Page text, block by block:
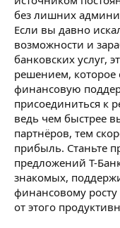
без лишних
Если вы давно
возможности и
банковских услуг,
решением, которое
финансовую
присоединиться к
ведь чем быстрее
партнёров, тем
прибыль. Станьте
предложений Т-
знакомых,
финансовому
от этого